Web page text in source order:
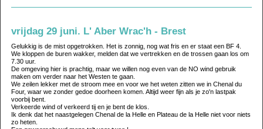
vrijdag 29 juni. L' Aber Wrac'h - Brest
Gelukkig is de mist opgetrokken. Het is zonnig, nog wat fris en er staat een BF 4.
We kloppen de buren wakker, melden dat we vertrekken en de trossen gaan los om
7.30 uur.
De omgeving hier is prachtig, maar we willen nog even van de NO wind gebruik
maken om verder naar het Westen te gaan.
We zeilen lekker met de stroom mee en voor we het weten zitten we in Chenal du
Four, waar we zonder gedoe doorheen komen. Altijd weer fijn als je zo'n lastpak
voorbij bent.
Verkeerde wind of verkeerd tij en je bent de klos.
Ik denk dat het naastgelegen Chenal de la Helle en Plateau de la Helle niet voor niets
zo heten.